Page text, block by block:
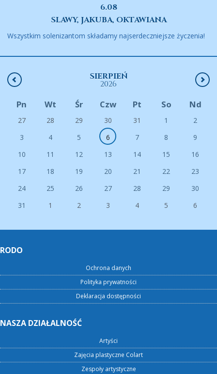
6.08
SLAWY, JAKUBA, OKTAWIANA
Wszystkim solenizantom składamy najserdeczniejsze życzenia!
SIERPIEŃ
2026
Pn Wt Śr Czw Pt So Nd
27 28 29 30 31 1
2
3
4 5 6 7 8
9
10
11 12 13 14 15
16
17
18 19 20 21 22
23
24
25 26 27 28 29
30
31
1 2 3 4 5 6
RODO
Ochrona danych
Polityka prywatności
Deklaracja dostępności
NASZA DZIAŁALNOŚĆ
Artyści
Zajęcia plastyczne Colart
Zespoły artystyczne